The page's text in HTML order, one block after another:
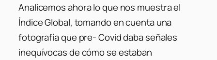
Analicemos ahora lo que nos muestra el
Índice Global, tomando en cuenta una
fotografía que pre- Covid daba señales
inequívocas de cómo se estaban